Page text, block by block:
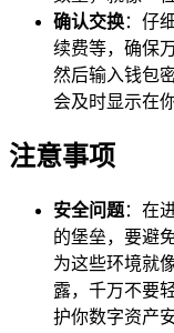
确认交换：仔
续费等，确保
然后输入钱包
会及时显示在
注意事项
安全问题：在
的堡垒，要避
为这些环境就
露，千万不要
护你数字资产